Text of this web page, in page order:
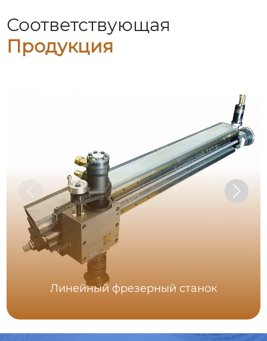
Соответствующая
Продукция
Линейный фрезерный станок